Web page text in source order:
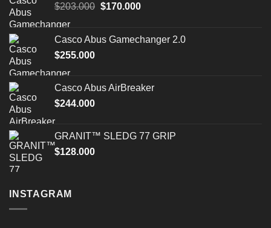
$203.000 El
era:
$170.000El
es:
Casco Abus Gamechanger 2.0
$255.000
Casco Abus AirBreaker
$244.000
GRANIT™ SLEDG 77 GRIP
$128.000
INSTAGRAM